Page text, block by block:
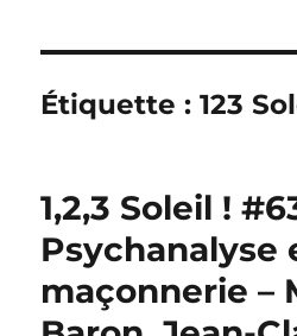
Étiquette :123
1,2,3 Soleil !
Psychanalyse
maçonnerie –